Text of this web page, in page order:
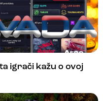
igrači kažu o ovoj